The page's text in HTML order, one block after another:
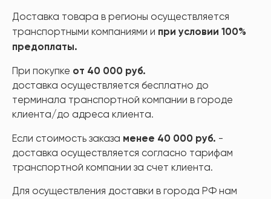
Доставка товара в регионы осуществляется
транспортными компаниями и при условии 100%
предоплаты.
При покупке от 40 000 руб.
доставка осуществляется бесплатно до
терминала транспортной компании в городе
клиента/до адреса клиента.
Если стоимость заказа менее 40 000 руб. -
доставка осуществляется согласно тарифам
транспортной компании за счет клиента.
Для осуществления доставки в города РФ нам